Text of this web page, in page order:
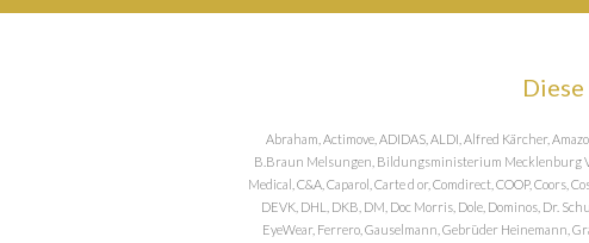
Abraham, Actimove, ADIDAS, ALDI, Alfred Kärcher,
B.Braun Melsungen, Bildungsministerium Mecklenburg
Medical, C&A, Caparol, Carte d or, Comdirect, COOP,
DEVK, DHL, DKB, DM, Doc Morris, Dole, Dominos, Dr.
EyeWear, Ferrero, Gauselmann, Gebrüder Heinemann,